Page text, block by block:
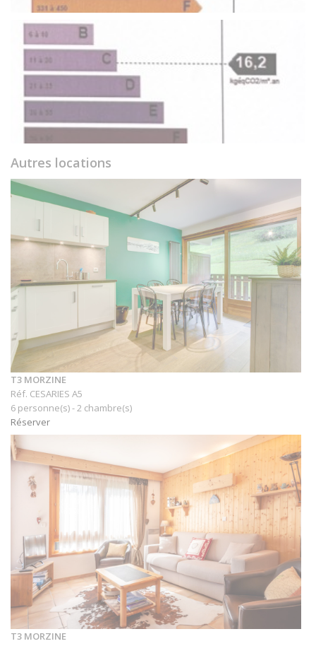
Autres locations
T3 MORZINE
Réf. CESARIES A5
6 personne(s) - 2 chambre(s)
Réserver
T3 MORZINE